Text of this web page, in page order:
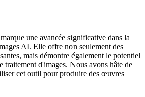
une avancée significative dans la
AI. Elle offre non seulement des
mais démontre également le potentiel
traitement d'images. Nous avons hâte de
cet outil pour produire des œuvres